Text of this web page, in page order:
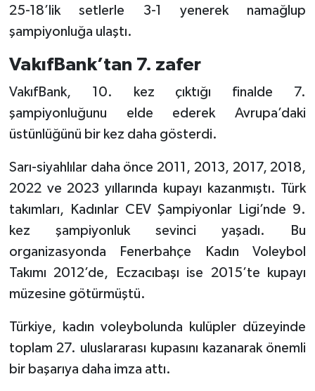
25-18’lik setlerle 3-1 yenerek namağlup
şampiyonluğa ulaştı.
VakıfBank’tan 7. zafer
VakıfBank, 10. kez çıktığı finalde 7.
şampiyonluğunu elde ederek Avrupa’daki
üstünlüğünü bir kez daha gösterdi.
Sarı-siyahlılar daha önce 2011, 2013, 2017, 2018,
2022 ve 2023 yıllarında kupayı kazanmıştı. Türk
takımları, Kadınlar CEV Şampiyonlar Ligi’nde 9.
kez şampiyonluk sevinci yaşadı. Bu
organizasyonda Fenerbahçe Kadın Voleybol
Takımı 2012’de, Eczacıbaşı ise 2015’te kupayı
müzesine götürmüştü.
Türkiye, kadın voleybolunda kulüpler düzeyinde
toplam 27. uluslararası kupasını kazanarak önemli
bir başarıya daha imza attı.